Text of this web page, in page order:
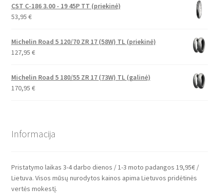
CST C-186 3.00 - 19 45P TT (priekinė)
53,95 €
Michelin Road 5 120/70 ZR 17 (58W) TL (priekinė)
127,95 €
Michelin Road 5 180/55 ZR 17 (73W) TL (galinė)
170,95 €
Informacija
Pristatymo laikas 3-4 darbo dienos / 1-3 moto padangos 19,95€ /
Lietuva. Visos mūsų nurodytos kainos apima Lietuvos pridėtinės
vertės mokestį.